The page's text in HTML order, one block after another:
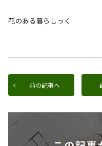
花のある暮らしっく
前の記事へ